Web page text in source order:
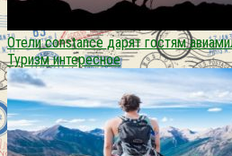
Отели constance дарят гостям
Туризм интересное